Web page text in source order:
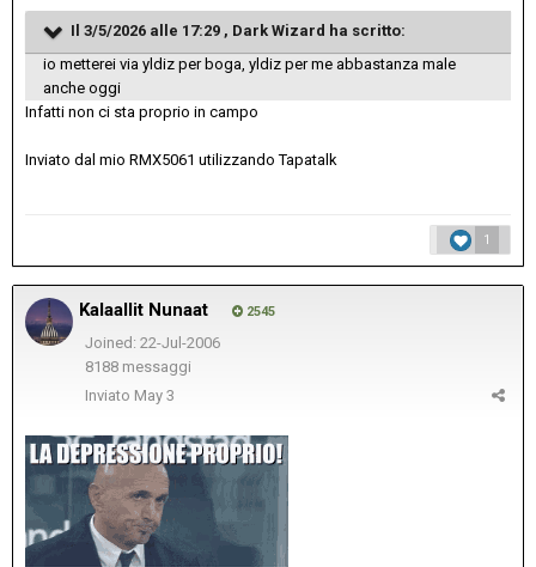
Il 3/5/2026 alle 17:29 , Dark Wizard ha scritto:
io metterei via yldiz per boga, yldiz per me abbastanza male
anche oggi
Infatti non ci sta proprio in campo
Inviato dal mio RMX5061 utilizzando Tapatalk
1
Kalaallit Nunaat 2545
Joined: 22-Jul-2006
8188 messaggi
Inviato May 3